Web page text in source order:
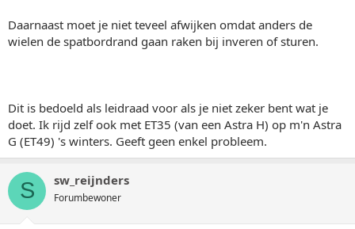
Daarnaast moet je niet teveel afwijken omdat anders de
wielen de spatbordrand gaan raken bij inveren of sturen.
Dit is bedoeld als leidraad voor als je niet zeker bent wat je
doet. Ik rijd zelf ook met ET35 (van een Astra H) op m'n Astra
G (ET49) 's winters. Geeft geen enkel probleem.
S sw_reijnders
Forumbewoner